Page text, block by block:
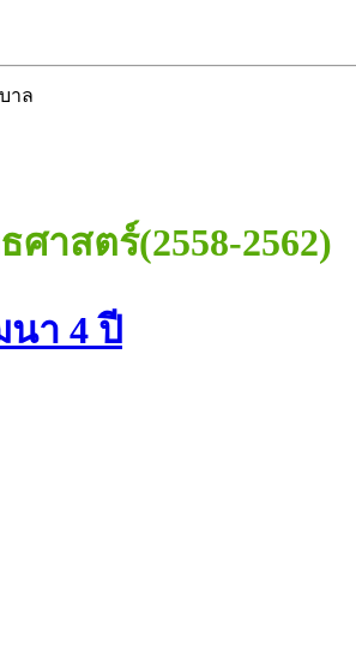
าล
ศาสตร์(2558-2562)
า 4 ปี